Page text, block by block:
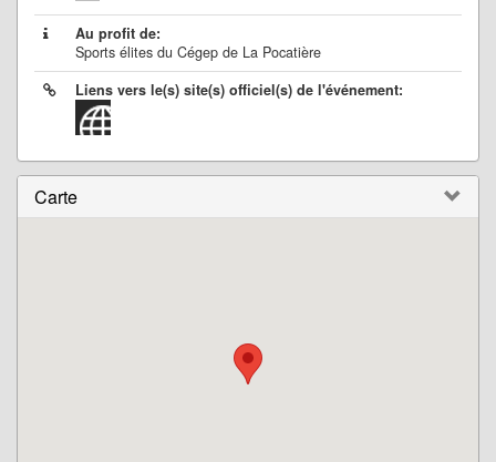
Au profit de:
Sports élites du Cégep de La Pocatière
Liens vers le(s) site(s) officiel(s) de l'événement:
Carte